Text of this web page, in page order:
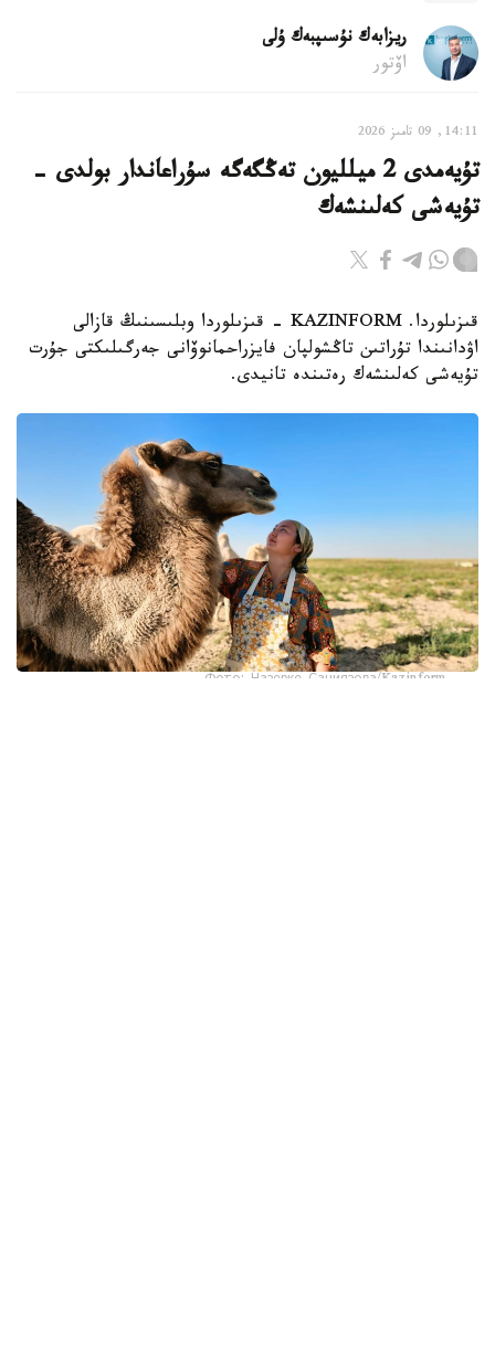
ريزابەك نۇسىپبەك ۇلى
اۆتور
14:11, 09 تامىز 2026
تۇيەمدى 2 ميلليون تەڭگەگە سۇراعاندار بولدى -
تۇيەشى كەلىنشەك
قىزىلوردا. KAZINFORM - قىزىلوردا وبلىسىنىڭ قازالى
اۋدانىندا تۇراتىن تاڭشولپان فايزراحمانوۆانى جەرگىلىكتى جۇرت
تۇيەشى كەلىنشەك رەتىندە تانيدى.
Фото: Назерке Саниязова/Kazinform